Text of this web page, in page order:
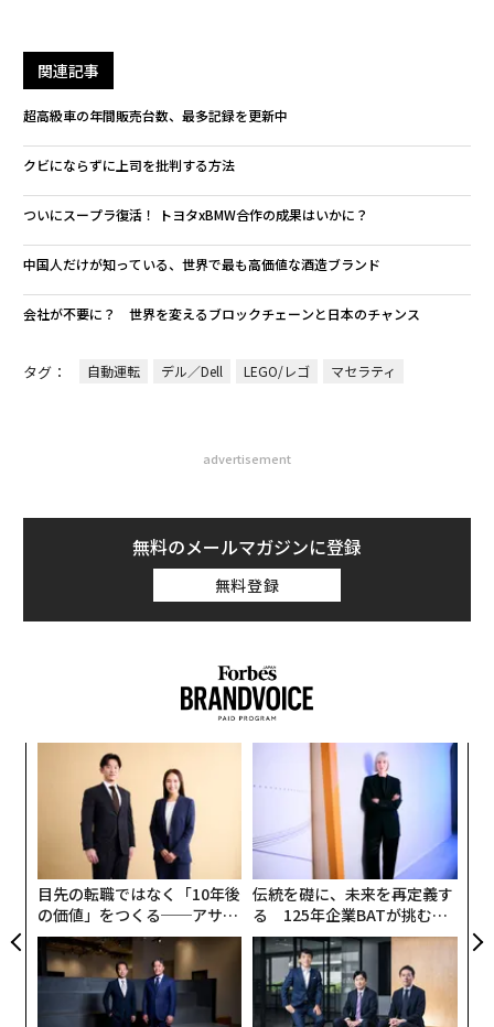
関連記事
超高級車の年間販売台数、最多記録を更新中
クビにならずに上司を批判する方法
ついにスープラ復活！ トヨタxBMW合作の成果はいかに？
中国人だけが知っている、世界で最も高価値な酒造ブランド
会社が不要に？ 世界を変えるブロックチェーンと日本のチャンス
タグ： 自動運転 デル／Dell LEGO/レゴ マセラティ
advertisement
無料のメールマガジンに登録
無料登録
目先の転職ではなく「10年後
の価値」をつくる──アサイ
ンの長期伴走型支援とは
伝統を礎に、未来を再定義す
る 125年企業BATが挑むス
モークレスな未来